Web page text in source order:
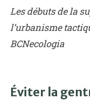
Les débuts de la
l’urbanisme
BCNecologia
Éviter la